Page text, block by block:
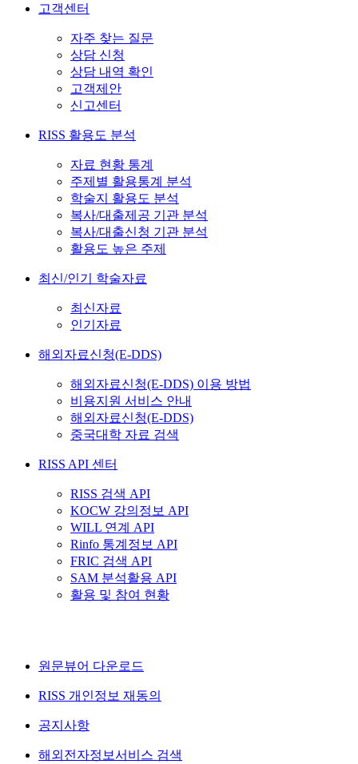
고객센터
자주 찾는 질문
상담 신청
상담 내역 확인
고객제안
신고센터
RISS 활용도 분석
자료 현황 통계
주제별 활용통계 분석
학술지 활용도 분석
복사/대출제공 기관 분석
복사/대출신청 기관 분석
활용도 높은 주제
최신/인기 학술자료
최신자료
인기자료
해외자료신청(E-DDS)
해외자료신청(E-DDS) 이용 방법
비용지원 서비스 안내
해외자료신청(E-DDS)
중국대학 자료 검색
RISS API 센터
RISS 검색 API
KOCW 강의정보 API
WILL 연계 API
Rinfo 통계정보 API
FRIC 검색 API
SAM 분석활용 API
활용 및 참여 현황
원문뷰어 다운로드
RISS 개인정보 재동의
공지사항
해외전자정보서비스 검색